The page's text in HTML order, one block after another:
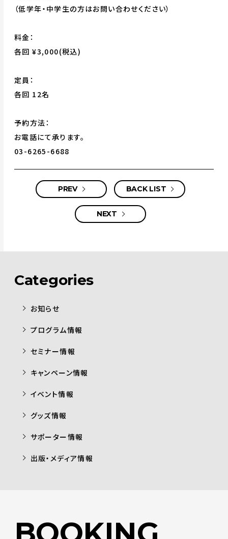
（低学年・中学生の方はお問い合わせください）
料金：
各回 ¥3,000(税込)
定員：
各回 12名
予約方法：
お電話にて承ります。
03-6265-6688
PREV BACK LIST
NEXT
Categories
お知らせ
プログラム情報
セミナー情報
キャンペーン情報
イベント情報
グッズ情報
サポーター情報
出版・メディア情報